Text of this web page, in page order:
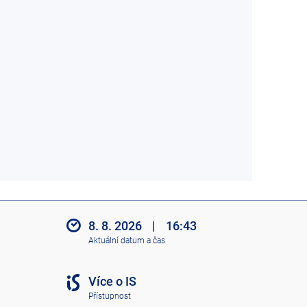
8. 8. 2026 | 16:43
Aktuální datum a čas
Více o IS
Přístupnost